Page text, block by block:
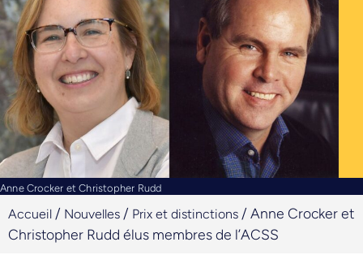
Anne Crocker et Christopher Rudd
Accueil / Nouvelles / Prix et distinctions / Anne Crocker et
Christopher Rudd élus membres de l’ACSS